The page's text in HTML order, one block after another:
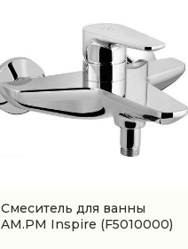
Смеситель для ванны
AM.PM Inspire (F5010000)